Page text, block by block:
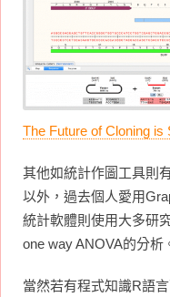
The Future of Cloning is
其他如統計作圖工具則
以外，過去個人愛用
統計軟體則使用大多研
one way ANOVA的分析
當然若有程式知識R語